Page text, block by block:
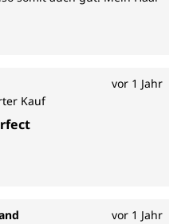
vor 1 Jahr
von 5 von 5 Sternen
Kauf
vor 1 Jahr